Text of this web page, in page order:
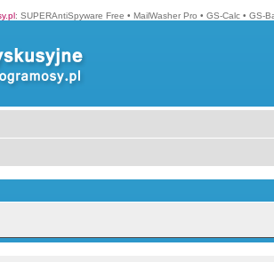
: SUPERAntiSpyware Free • MailWasher Pro • GS-Calc • GS-